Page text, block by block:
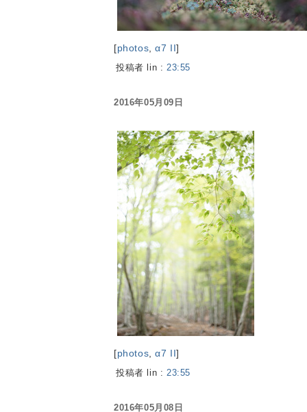
[photos ,α7 II]
投稿者 lin : 23:55
2016年05月09日
[photos ,α7 II]
投稿者 lin : 23:55
2016年05月08日